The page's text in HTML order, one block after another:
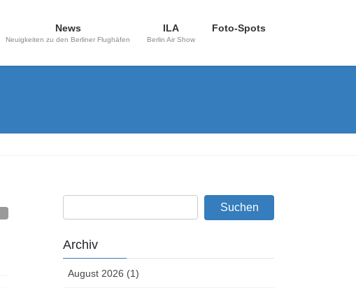
News
Neuigkeiten zu den Berliner Flughäfen
ILA
Berlin Air Show
Foto-Spots
Archiv
August 2026 (1)